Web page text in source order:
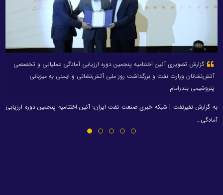
گزارش تصویری آئین اختتامیه پنجمین دوره ارزیابی آمادگی عملیاتی و تخصصی
آتش‌نشانان وزارت نفت و بزرگداشت روز ملی آتش‌نشانی و ایمنی به میزبانی
پتروشیمی بندرامام
به گزارش نفیرنفت | شبکه خبری صنعت نفت ایران؛ آئین اختتامیه پنجمین دوره ارزیابی
آمادگی…